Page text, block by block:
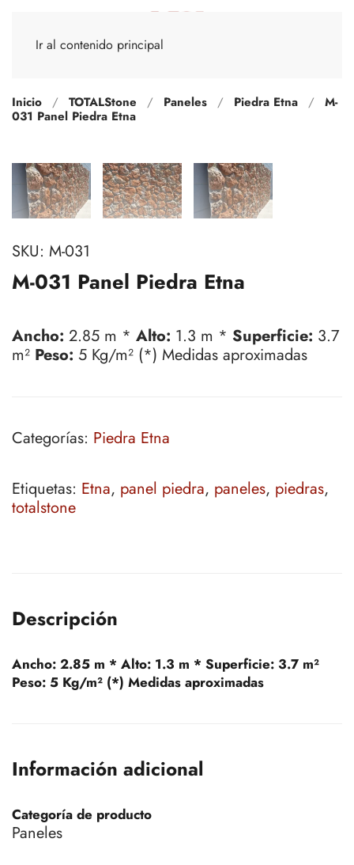
Ir al contenido principal
Inicio TOTALStone Paneles Piedra Etna
M-
031 Panel Piedra Etna
SKU: M-031
M-031 Panel Piedra Etna
Ancho: 2.85 m * Alto: 1.3 m * Superficie: 3.7
m² Peso: 5 Kg/m² (*) Medidas aproximadas
Categorías: Piedra Etna
Etiquetas: Etna, panel piedra, paneles, piedras,
totalstone
Descripción
Ancho: 2.85 m * Alto: 1.3 m * Superficie: 3.7 m²
Peso: 5 Kg/m² (*) Medidas aproximadas
Información adicional
Categoría de producto
Paneles